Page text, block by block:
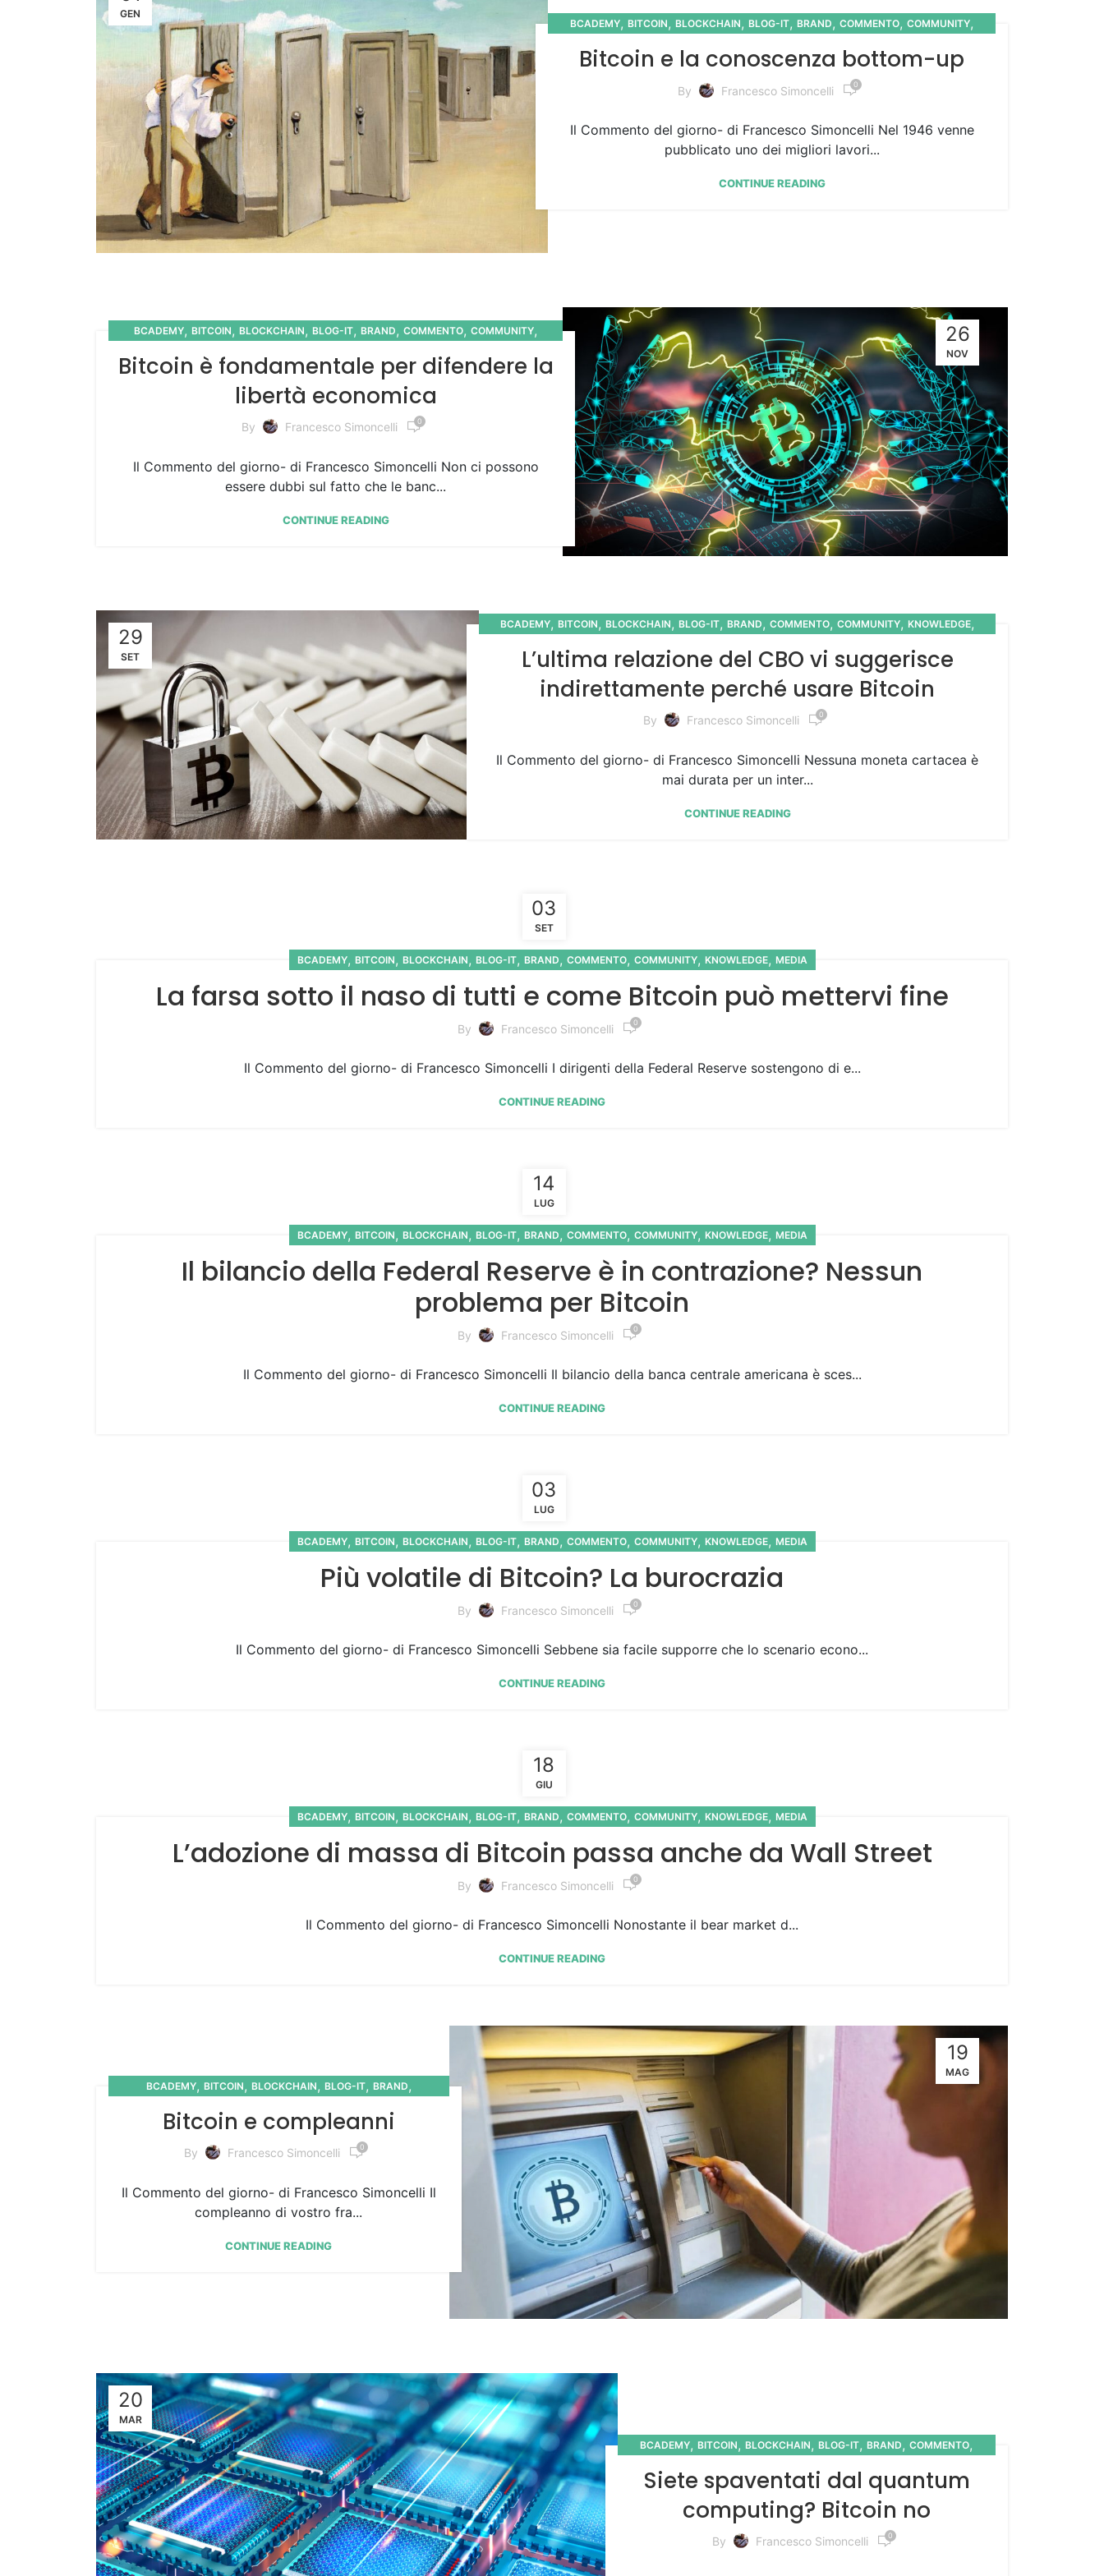
GEN
BCADEMY,BITCOIN,BLOCKCHAIN,BLOG-IT,BRAND,COMMENTO,COMMUNITY,
Bitcoin e la conoscenza bottom-up
By Francesco Simoncelli 0
Il Commento del giorno- di Francesco Simoncelli Nel 1946 venne
pubblicato uno dei migliori lavori...
CONTINUE READING
26
NOV
BCADEMY,BITCOIN,BLOCKCHAIN,BLOG-IT,BRAND,COMMENTO,COMMUNITY,
Bitcoin è fondamentale per difendere la
libertà economica
By Francesco Simoncelli 0
Il Commento del giorno- di Francesco Simoncelli Non ci possono
essere dubbi sul fatto che le banc...
CONTINUE READING
29
SET
BCADEMY,BITCOIN,BLOCKCHAIN,BLOG-IT,BRAND,COMMENTO,COMMUNITY,KNOWLEDGE,
L’ultima relazione del CBO vi suggerisce
indirettamente perché usare Bitcoin
By Francesco Simoncelli 0
Il Commento del giorno- di Francesco Simoncelli Nessuna moneta cartacea è
mai durata per un inter...
CONTINUE READING
03
SET
BCADEMY, BITCOIN, BLOCKCHAIN, BLOG-IT, BRAND, COMMENTO, COMMUNITY, KNOWLEDGE, MEDIA
La farsa sotto il naso di tutti e come Bitcoin può mettervi fine
By Francesco Simoncelli 0
Il Commento del giorno- di Francesco Simoncelli I dirigenti della Federal Reserve sostengono di e...
CONTINUE READING
14
LUG
BCADEMY, BITCOIN, BLOCKCHAIN, BLOG-IT, BRAND, COMMENTO, COMMUNITY, KNOWLEDGE, MEDIA
Il bilancio della Federal Reserve è in contrazione? Nessun
problema per Bitcoin
By Francesco Simoncelli 0
Il Commento del giorno- di Francesco Simoncelli Il bilancio della banca centrale americana è sces...
CONTINUE READING
03
LUG
BCADEMY, BITCOIN, BLOCKCHAIN, BLOG-IT, BRAND, COMMENTO, COMMUNITY, KNOWLEDGE, MEDIA
Più volatile di Bitcoin? La burocrazia
By Francesco Simoncelli 0
Il Commento del giorno- di Francesco Simoncelli Sebbene sia facile supporre che lo scenario econo...
CONTINUE READING
18
GIU
BCADEMY, BITCOIN, BLOCKCHAIN, BLOG-IT, BRAND, COMMENTO, COMMUNITY, KNOWLEDGE, MEDIA
L’adozione di massa di Bitcoin passa anche da Wall Street
By Francesco Simoncelli 0
Il Commento del giorno- di Francesco Simoncelli Nonostante il bear market d...
CONTINUE READING
19
MAG
BCADEMY, BITCOIN, BLOCKCHAIN, BLOG-IT, BRAND,
Bitcoin e compleanni
By Francesco Simoncelli 0
Il Commento del giorno- di Francesco Simoncelli Il
compleanno di vostro fra...
CONTINUE READING
20
MAR
BCADEMY,BITCOIN,BLOCKCHAIN,BLOG-IT,BRAND,COMMENTO,
Siete spaventati dal quantum
computing? Bitcoin no
By Francesco Simoncelli 0